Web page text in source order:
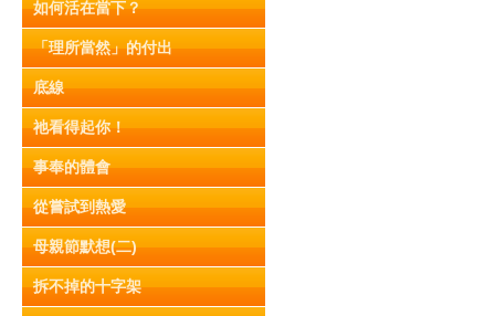
如何活在當下？
「理所當然」的付出
底線
祂看得起你！
事奉的體會
從嘗試到熱愛
母親節默想(二)
拆不掉的十字架